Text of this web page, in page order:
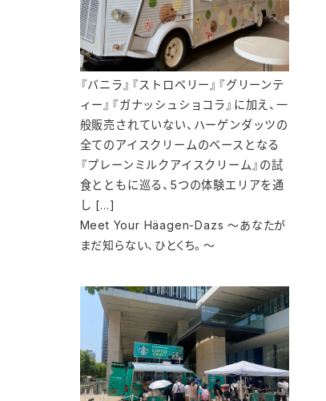
Meet Your Häagen-Dazs ～あなたが
まだ知らない、ひとくち。～
『バニラ』『ストロベリー』『グリーンテ
ィー』『ガナッシュショコラ』に加え、一
般販売されていない、ハーゲンダッツの
全てのアイスクリームのベースとなる
『プレーンミルクアイスクリーム』の試
食とともに巡る、5つの体験エリアを通
し […]